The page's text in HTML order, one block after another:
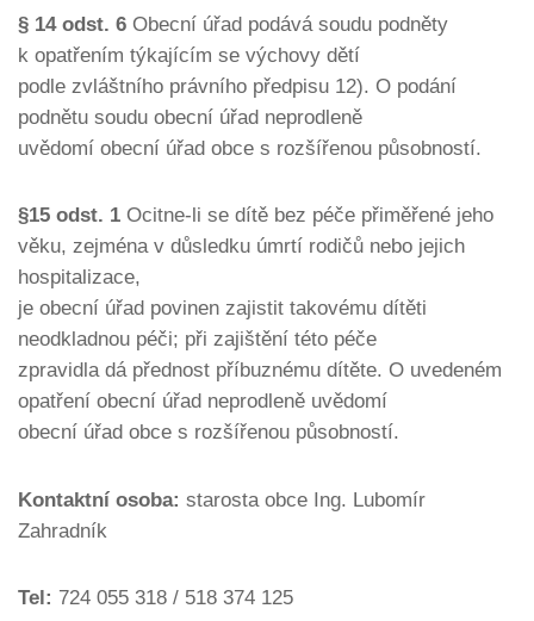
§ 14 odst. 6 Obecní úřad podává soudu podněty
k opatřením týkajícím se výchovy dětí
podle zvláštního právního předpisu 12). O podání
podnětu soudu obecní úřad neprodleně
uvědomí obecní úřad obce s rozšířenou působností.
§15 odst. 1 Ocitne-li se dítě bez péče přiměřené jeho
věku, zejména v důsledku úmrtí rodičů nebo jejich
hospitalizace,
je obecní úřad povinen zajistit takovému dítěti
neodkladnou péči; při zajištění této péče
zpravidla dá přednost příbuznému dítěte. O uvedeném
opatření obecní úřad neprodleně uvědomí
obecní úřad obce s rozšířenou působností.
Kontaktní osoba: starosta obce Ing. Lubomír
Zahradník
Tel: 724 055 318 / 518 374 125